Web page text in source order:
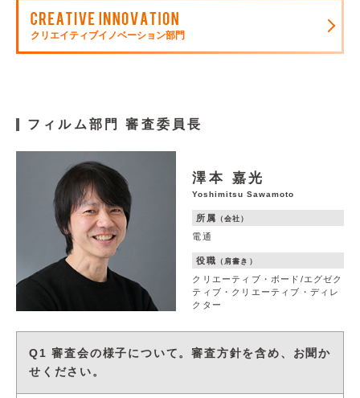
クリエイティブイノベーション部門
フィルム部門 審査委員長
澤本 嘉光
Yoshimitsu Sawamoto
所属 （会社）
電通
役職 （肩書き）
クリエーティブ・ボード/エグゼク
ティブ・クリエーティブ・ディレ
クター
Q1 審査会の様子について。審査方針を含め、お聞か
せください。